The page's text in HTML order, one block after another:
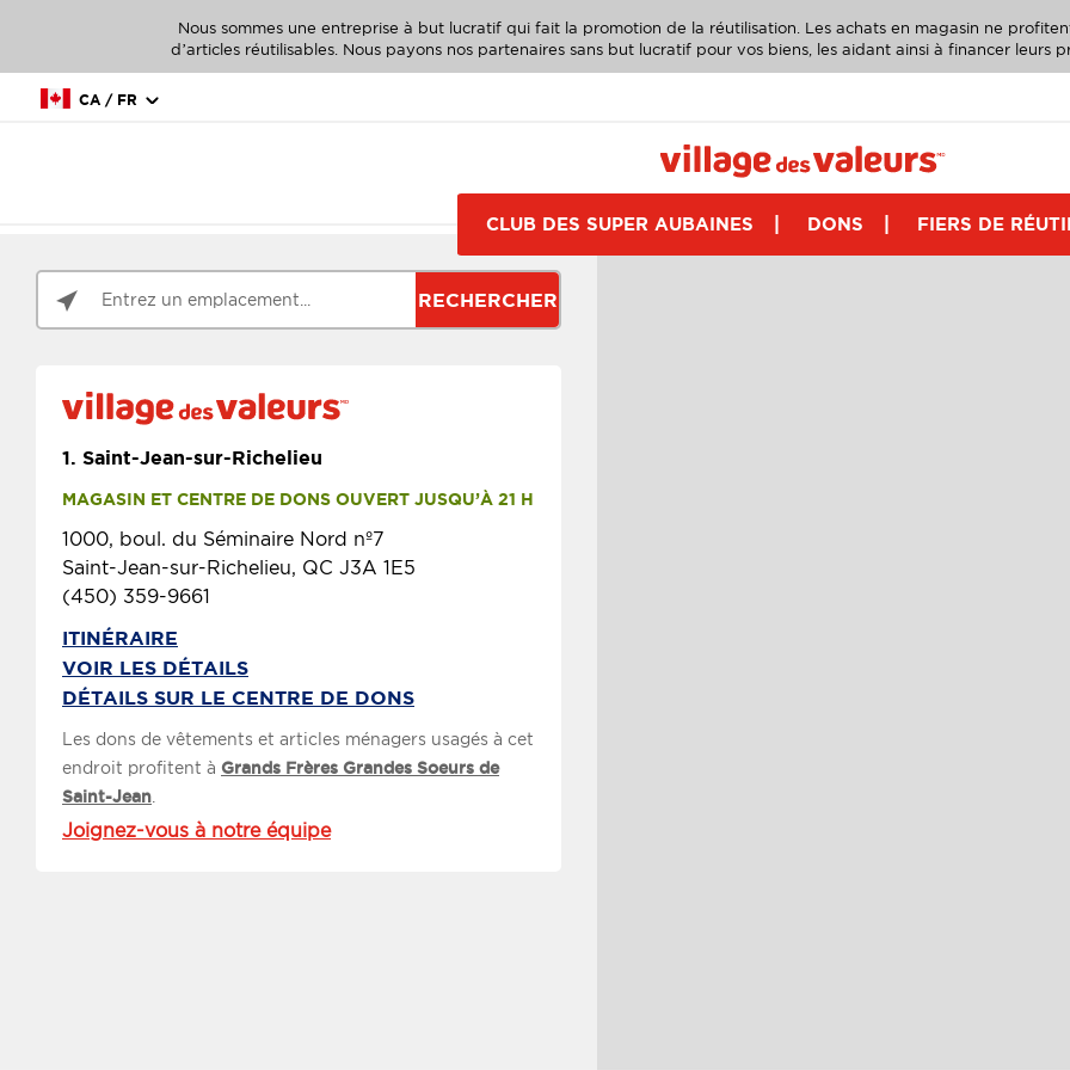
Nous sommes une entreprise à but lucratif qui fait la promotion de la réutilisation. Les achats en magasin ne
d’articles réutilisables. Nous payons nos partenaires sans but lucratif pour vos biens, les aidant ainsi à financer leurs
CA / FR
CLUB DES SUPER AUBAINES DONS FIERS DE
RECHERCHER
1. Saint-Jean-sur-Richelieu
MAGASIN ET CENTRE DE DONS OUVERT JUSQU’À 21 H
1000, boul. du Séminaire Nord nº7
Saint-Jean-sur-Richelieu, QC J3A 1E5
(450) 359-9661
ITINÉRAIRE
VOIR LES DÉTAILS
DÉTAILS SUR LE CENTRE DE DONS
Les dons de vêtements et articles ménagers usagés à cet
endroit profitent à Grands Frères Grandes Soeurs de
Saint-Jean.
Joignez-vous à notre équipe